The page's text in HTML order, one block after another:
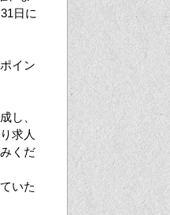
日に
イン
し、
求人
くだ
いた